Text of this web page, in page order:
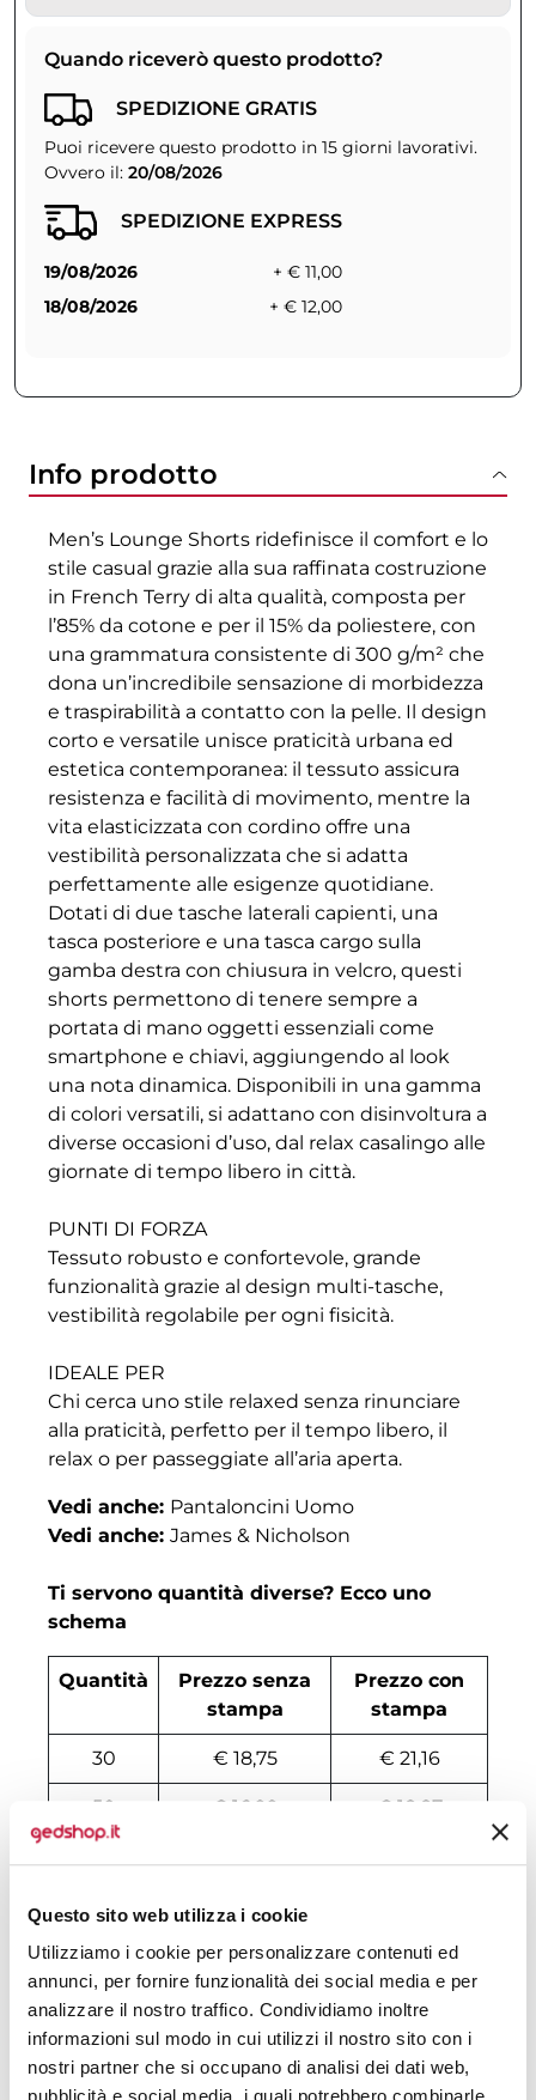
Questo sito web utilizza i cookie
Utilizziamo i cookie per personalizzare contenuti ed
annunci, per fornire funzionalità dei social media e per
analizzare il nostro traffico. Condividiamo inoltre
informazioni sul modo in cui utilizzi il nostro sito con i
nostri partner che si occupano di analisi dei dati web,
Quando riceverò questo prodotto?
SPEDIZIONE GRATIS
Puoi ricevere questo prodotto in 15 giorni lavorativi.
Ovvero il: 20/08/2026
SPEDIZIONE EXPRESS
19/08/2026
+ € 11,00
18/08/2026
+ € 12,00
Info prodotto
Men’s Lounge Shorts ridefinisce il comfort e lo
stile casual grazie alla sua raffinata costruzione
in French Terry di alta qualità, composta per
l’85% da cotone e per il 15% da poliestere, con
una grammatura consistente di 300 g/m² che
dona un’incredibile sensazione di morbidezza
e traspirabilità a contatto con la pelle. Il design
corto e versatile unisce praticità urbana ed
estetica contemporanea: il tessuto assicura
resistenza e facilità di movimento, mentre la
vita elasticizzata con cordino offre una
vestibilità personalizzata che si adatta
perfettamente alle esigenze quotidiane.
Dotati di due tasche laterali capienti, una
tasca posteriore e una tasca cargo sulla
gamba destra con chiusura in velcro, questi
shorts permettono di tenere sempre a
portata di mano oggetti essenziali come
smartphone e chiavi, aggiungendo al look
una nota dinamica. Disponibili in una gamma
di colori versatili, si adattano con disinvoltura a
diverse occasioni d’uso, dal relax casalingo alle
giornate di tempo libero in città.
PUNTI DI FORZA
Tessuto robusto e confortevole, grande
funzionalità grazie al design multi-tasche,
vestibilità regolabile per ogni fisicità.
IDEALE PER
Chi cerca uno stile relaxed senza rinunciare
alla praticità, perfetto per il tempo libero, il
relax o per passeggiate all’aria aperta.
Vedi anche: Pantaloncini Uomo
Vedi anche: James & Nicholson
Ti servono quantità diverse? Ecco uno
schema
Quantità
Prezzo senza
stampa
Prezzo con
stampa
30 € 18,75 € 21,16
50 € 16,99 € 18,87
200 € 15,85
500 € 14,70 € 16,16
1000 € 14,27 € 15,01